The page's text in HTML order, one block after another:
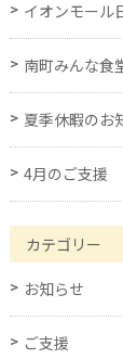
イオンモール
南町みんな食
夏季休暇のお
4月のご支援
カテゴリー
お知らせ
ご支援